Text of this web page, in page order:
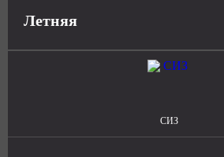
Летняя
СИЗ